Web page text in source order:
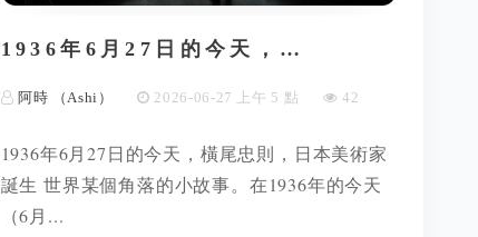
1936年6月27日的今天，…
阿時 （Ashi） 2026-06-27 上午 5 點 42
1936年6月27日的今天，橫尾忠則，日本美術家
誕生 世界某個角落的小故事。在1936年的今天
（6月...